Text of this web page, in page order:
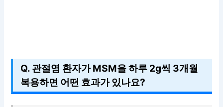
Q. 관절염 환자가 MSM을 하루 2g씩 3개월
복용하면 어떤 효과가 있나요?